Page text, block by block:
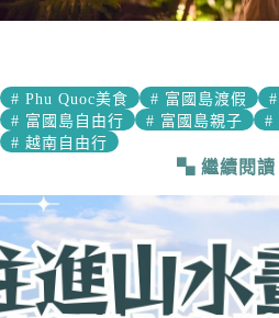
# Phu Quoc美食 # 富國島渡假 #
# 富國島自由行 # 富國島親子 #
# 越南自由行
繼續閱讀